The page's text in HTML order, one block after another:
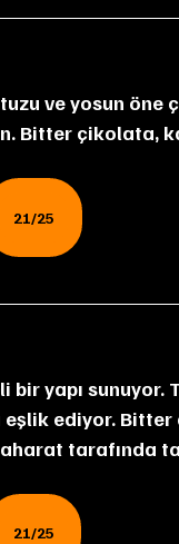
Bitter çikolata,
21/25
eşlik ediyor.
tarafında
21/25